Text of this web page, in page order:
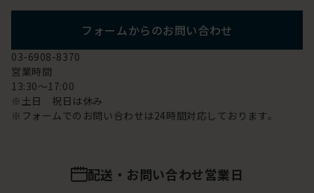
フォームからのお問い合わせ
03-6908-8370
営業時間
13:30～17:00
※土日 祝日は休み
※フォームでのお問い合わせは24時間対応しております。
配送・お問い合わせ営業日